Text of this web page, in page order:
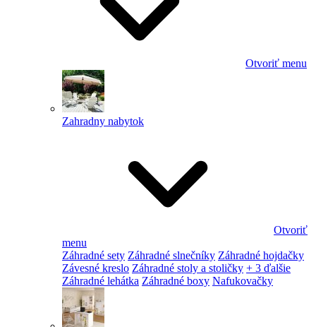
Otvoriť menu
Zahradny nabytok
Otvoriť
menu
Záhradné sety Záhradné slnečníky Záhradné hojdačky
Závesné kreslo Záhradné stoly a stoličky + 3 ďalšie
Záhradné lehátka Záhradné boxy Nafukovačky